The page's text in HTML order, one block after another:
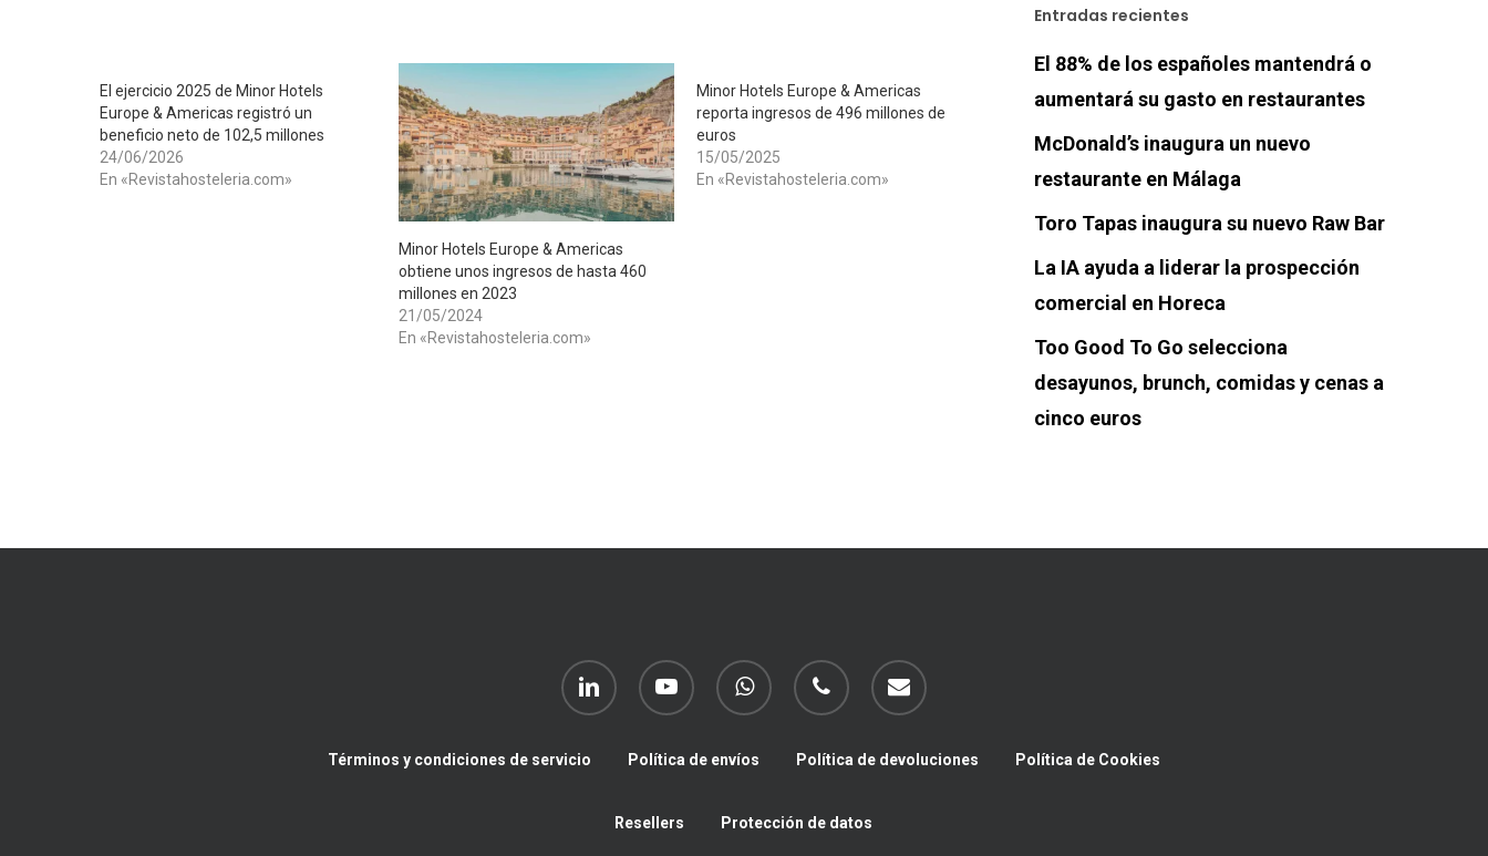
El ejercicio 2025 de Minor Hotels
Europe & Americas registró un
beneficio neto de 102,5 millones
24/06/2026
En «Revistahosteleria.com»
Minor Hotels Europe & Americas
obtiene unos ingresos de hasta 460
millones en 2023
21/05/2024
En «Revistahosteleria.com»
Minor Hotels Europe & Americas
reporta ingresos de 496 millones de
euros
15/05/2025
En «Revistahosteleria.com»
Entradas recientes
El 88% de los españoles mantendrá o
aumentará su gasto en restaurantes
McDonald’s inaugura un nuevo
restaurante en Málaga
Toro Tapas inaugura su nuevo Raw Bar
La IA ayuda a liderar la prospección
comercial en Horeca
Too Good To Go selecciona
desayunos, brunch, comidas y cenas a
cinco euros
linkedin youtube whatsapp phone email
Términos y condiciones de servicio Política de envíos Política de devoluciones Política de Cookies
Resellers Protección de datos